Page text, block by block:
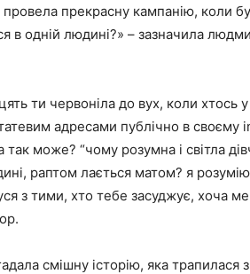
провела прекрасну кампанію, коли
в одній людині?» – зазначила
ти червоніла до вух, коли хтось
адресами публічно в своєму
може? “чому розумна і світла
раптом лається матом? я
з тими, хто тебе засуджує, хоча
смішну історію, яка трапилася